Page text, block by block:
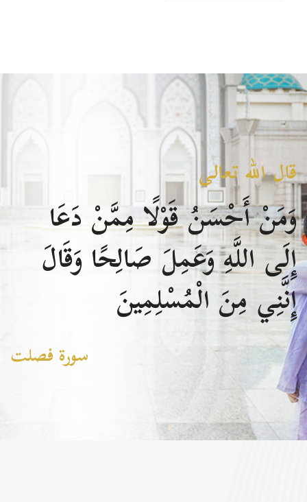
قال الله تعالى
وَمَنْ أَحْسَنُ قَوْلًا مِمَّنْ دَعَا
إِلَى اللَّهِ وَعَمِلَ صَالِحًا وَقَالَ
إِنَّنِي مِنَ الْمُسْلِمِينَ
سورة فصلت